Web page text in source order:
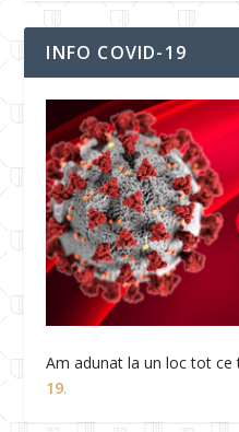
INFO COVID-19
Am adunat la un loc tot ce
19.